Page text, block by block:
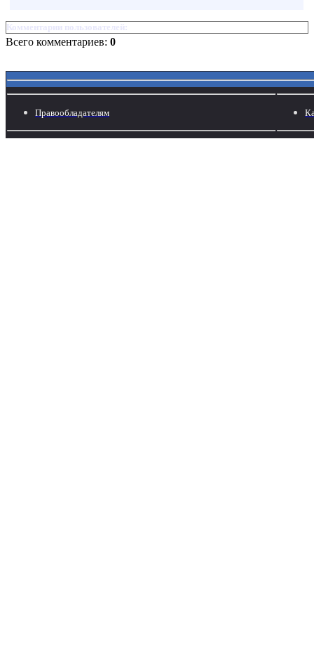
Комментарии пользователей:
Всего комментариев: 0
Правообладателям